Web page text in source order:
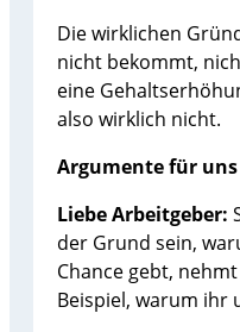
Die wirklichen
nicht bekommt,
eine
also wirklich nicht.
Argumente für uns
Liebe Arbeitgeber:
der Grund sein,
Chance gebt,
Beispiel, warum ihr